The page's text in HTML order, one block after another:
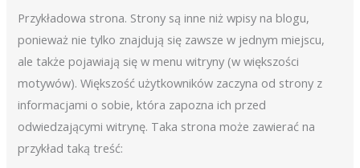
Przykładowa strona. Strony są inne niż wpisy na blogu,
ponieważ nie tylko znajdują się zawsze w jednym miejscu,
ale także pojawiają się w menu witryny (w większości
motywów). Większość użytkowników zaczyna od strony z
informacjami o sobie, która zapozna ich przed
odwiedzającymi witrynę. Taka strona może zawierać na
przykład taką treść: